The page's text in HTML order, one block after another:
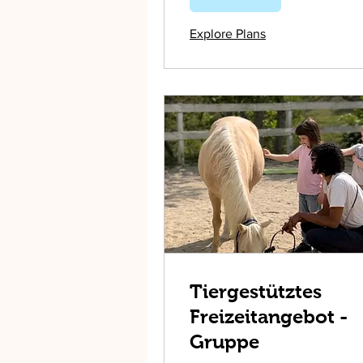
Explore Plans
Tiergestütztes
Freizeitangebot -
Gruppe